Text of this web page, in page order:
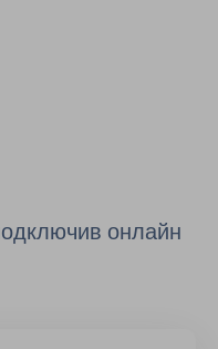
онлайн